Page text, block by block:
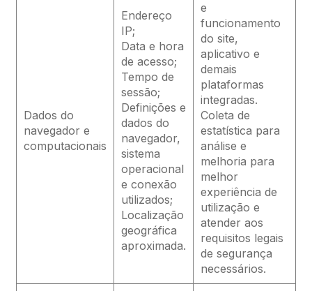
Dados do
navegador e
computacionais
Endereço
IP;
Data e hora
de acesso;
Tempo de
sessão;
Definições e
dados do
navegador,
sistema
operacional
e conexão
utilizados;
Localização
geográfica
aproximada.
e
funcionamento
do site,
aplicativo e
demais
plataformas
integradas.
Coleta de
estatística para
análise e
melhoria para
melhor
experiência de
utilização e
atender aos
requisitos legais
de segurança
necessários.